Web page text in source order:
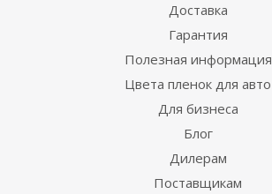
Доставка
Гарантия
Полезная информация
Цвета пленок для авто
Для бизнеса
Блог
Дилерам
Поставщикам